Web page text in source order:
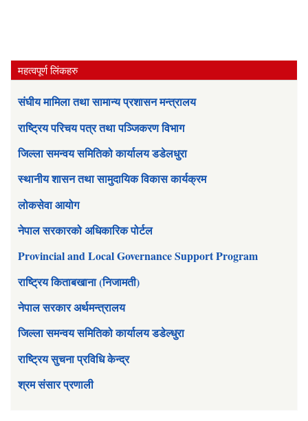
महत्वपूर्ण लिंकहरु
संघीय मामिला तथा सामान्य प्रशासन मन्त्रालय
राष्ट्रिय परिचय पत्र तथा पञ्जिकरण विभाग
जिल्ला समन्वय समितिको कार्यालय डडेलधुरा
स्थानीय शासन तथा सामुदायिक विकास कार्यक्रम
लोकसेवा आयोग
नेपाल सरकारको अधिकारिक पोर्टल
Provincial and Local Governance Support Program
राष्ट्रिय किताबखाना (निजामती)
नेपाल सरकार अर्थमन्त्रालय
जिल्ला समन्वय समितिको कार्यालय डडेल्धुरा
राष्ट्रिय सुचना प्रविधि केन्द्र
श्रम संसार प्रणाली